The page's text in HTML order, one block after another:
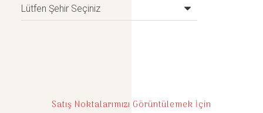
Satış Noktalarımızı Görüntülemek İçin